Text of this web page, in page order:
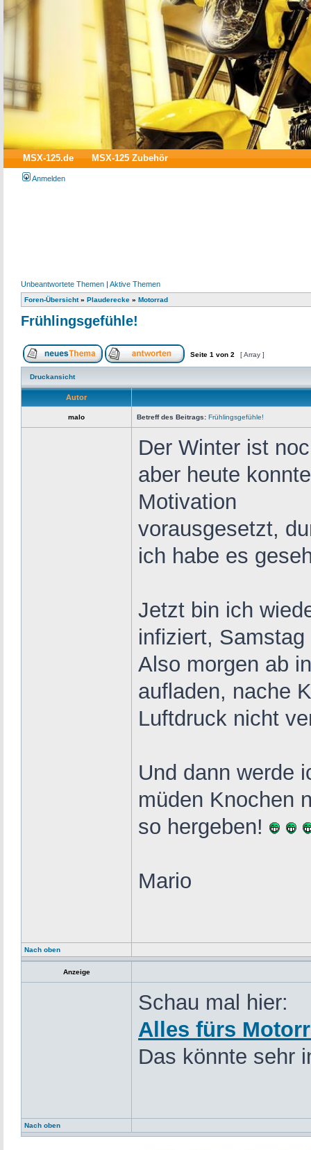
MSX-125.de MSX-125 Zubehör
Anmelden
Unbeantwortete Themen | Aktive Themen
Foren-Übersicht» Plauderecke » Motorrad
Frühlingsgefühle!
Seite 1 von 2 [ Array ]
Druckansicht
Autor
malo Betreff des Beitrags: Frühlingsgefühle!
Der Winter ist
aber heute
Motivation
vorausgesetzt,
ich habe es
Jetzt bin ich
infiziert,
Also morgen ab
aufladen, nache
Luftdruck nicht
Und dann werde
müden Knochen
so hergeben!
Mario
Nach oben
Anzeige
Schau mal hier:
Alles fürs
Das könnte sehr
Nach oben